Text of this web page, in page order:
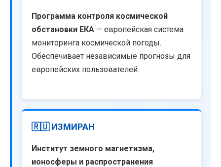
Программа контроля космической
обстановки ЕКА — европейская система
мониторинга космической погоды.
Обеспечивает независимые прогнозы для
европейских пользователей.
🇷🇺 ИЗМИРАН
Институт земного магнетизма,
ионосферы и распространения